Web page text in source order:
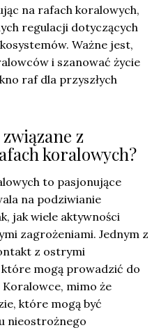
na rafach koralowych,
regulacji dotyczących
Ważne jest,
i szanować życie
raf dla przyszłych
z
koralowych?
to pasjonujące
na podziwianie
jak wiele aktywności
zagrożeniami. Jednym z
z ostrymi
mogą prowadzić do
mimo że
które mogą być
nieostrożnego